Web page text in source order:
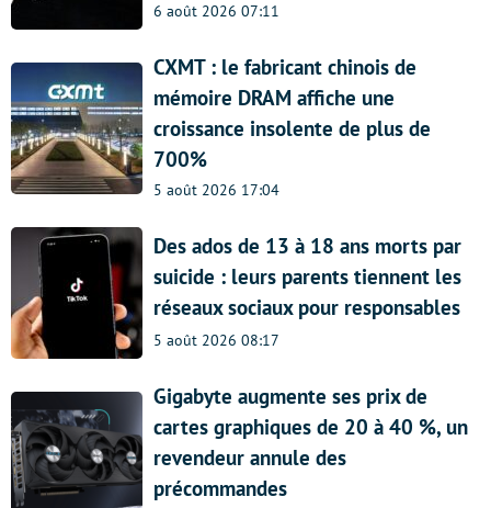
6 août 2026 07:11
CXMT : le fabricant chinois de
mémoire DRAM affiche une
croissance insolente de plus de
700%
5 août 2026 17:04
Des ados de 13 à 18 ans morts par
suicide : leurs parents tiennent les
réseaux sociaux pour responsables
5 août 2026 08:17
Gigabyte augmente ses prix de
cartes graphiques de 20 à 40 %, un
revendeur annule des
précommandes